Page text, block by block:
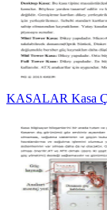
KASALAR Kasa